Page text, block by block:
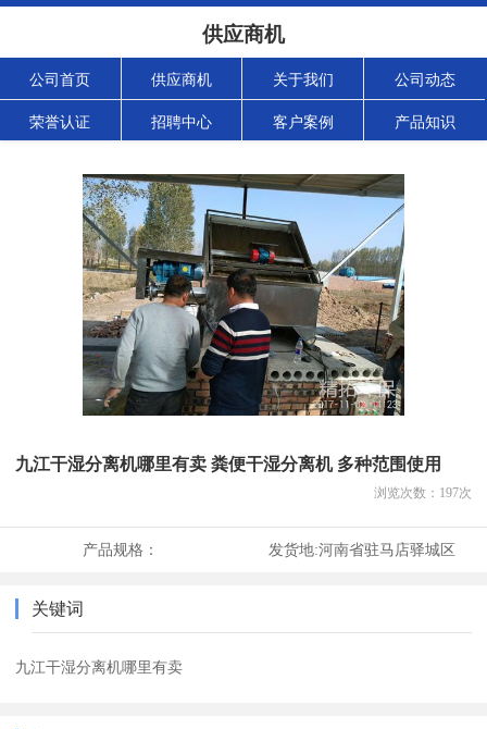
供应商机
公司首页 供应商机 关于我们 公司动态
荣誉认证 招聘中心 客户案例 产品知识
九江干湿分离机哪里有卖 粪便干湿分离机 多种范围使用
浏览次数： 197次
产品规格： 发货地:河南省驻马店驿城区
关键词
九江干湿分离机哪里有卖